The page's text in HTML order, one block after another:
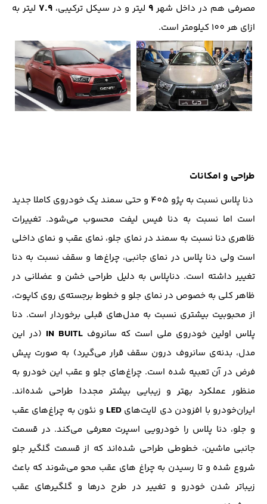
مصرفی هم در داخل شهر 9 لیتر و در سیکل ترکیبی، 7.9 لیتر به
ازای هر 100 کیلومتر است.
طراحی و امکانات
دنا پلاس نسبت به پژو 405 و حتی سمند یک خودروی کاملا جدید
است اما نسبت به دنا فیس لیفت محسوب می‌شود. تغییرات
ظاهری دنا نسبت به سمند در نمای جلو، نمای عقب و نمای داخلی
است ولی دنا پلاس در نمای جانبی، چراغ‌ها و سقف نسبت به دنا
تغییر داشته است. دناپلاس به دلیل طراحی خشن و عضلانی در
ظاهر کلی به خصوص در نمای جلو و خطوط برجسته‌ی روی کاپوت،
از محبوبیت بیشتری نسبت به مدل‌های قبلی برخوردار است. دنا
پلاس اولین خودروی ملی است که سانروف IN BUITL (در این
مدل، بدنه‌ی سانروف درون سقف قرار می‌گیرد) به صورت پیش
فرض در آن تعبیه شده است. چراغ‌های جلو و عقب این خودرو به
منظور عملکرد بهتر و زیبایی بیشتر مجددا طراحی شده‌اند.
ایران‌خودرو با افزودن دی لایت‌های LED و نئون به چراغ‌های عقب
و جلو، دنا پلاس را خودرویی اسپرت معرفی می‌کند. در قسمت
جانبی ماشین، خطوطی طراحی شده‌اند که از قسمت گلگیر جلو
شروع شده و تا رسیدن به چراغ های عقب محو می‌شوند که باعث
زیباتر شدن خودرو و تغییر در طرح درها و گلگیرهای عقب